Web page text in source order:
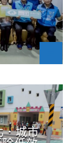
．城市